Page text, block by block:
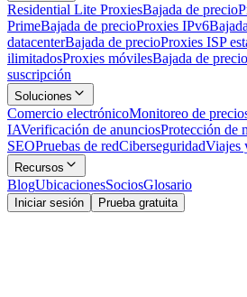
Residential Lite ProxiesBajada de precio
PrimeBajada de precioProxies IPv6
datacenterBajada de precioProxies ISP
ilimitadosProxies móvilesBajada de precio
suscripción
Soluciones
Comercio electrónicoMonitoreo de
IAVerificación de anunciosProtección de
SEOPruebas de redCiberseguridadViajes
Recursos
BlogUbicacionesSociosGlosario
Iniciar sesión Prueba gratuita